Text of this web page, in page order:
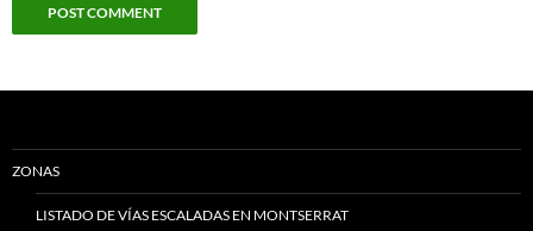
ZONAS
LISTADO DE VÍAS ESCALADAS EN MONTSERRAT